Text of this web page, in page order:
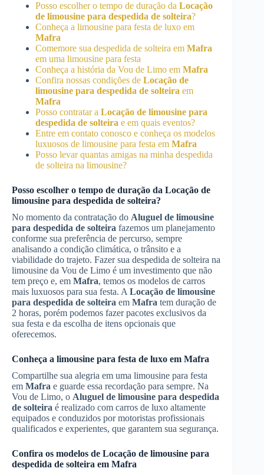
Posso escolher o tempo de duração da Locação
de limousine para despedida de solteira?
Conheça a limousine para festa de luxo em
Mafra
Comemore sua despedida de solteira em Mafra
em uma limousine para festa
Conheça a história da Vou de Limo em Mafra
Confira nossas condições de Locação de
limousine para despedida de solteira em
Mafra
Posso contratar a Locação de limousine para
despedida de solteira e em quais eventos?
Entre em contato conosco e conheça os modelos
luxuosos de limousine para festa em Mafra
Posso levar quantas amigas na minha despedida
de solteira na limousine?
Posso escolher o tempo de duração da Locação de
limousine para despedida de solteira?
No momento da contratação do Aluguel de limousine
para despedida de solteira fazemos um planejamento
conforme sua preferência de percurso, sempre
analisando a condição climática, o trânsito e a
viabilidade do trajeto. Fazer sua despedida de solteira na
limousine da Vou de Limo é um investimento que não
tem preço e, em Mafra, temos os modelos de carros
mais luxuosos para sua festa. A Locação de limousine
para despedida de solteira em Mafra tem duração de
2 horas, porém podemos fazer pacotes exclusivos da
sua festa e da escolha de itens opcionais que
oferecemos.
Conheça a limousine para festa de luxo em Mafra
Compartilhe sua alegria em uma limousine para festa
em Mafra e guarde essa recordação para sempre. Na
Vou de Limo, o Aluguel de limousine para despedida
de solteira é realizado com carros de luxo altamente
equipados e conduzidos por motoristas profissionais
qualificados e experientes, que garantem sua segurança.
Confira os modelos de Locação de limousine para
despedida de solteira em Mafra